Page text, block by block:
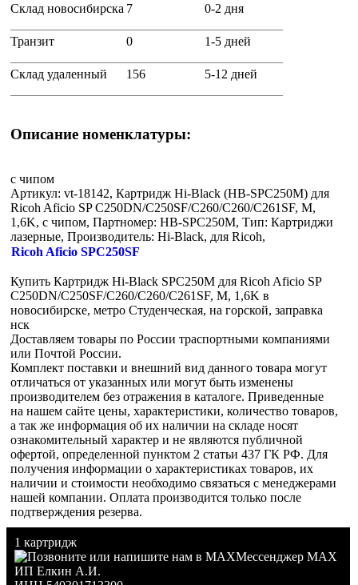
Склад новосибирска 7 0-2 дня
Транзит 0 1-5 дней
Склад удаленный 156 5-12 дней
Описание номенклатуры:
с чипом
Артикул: vt-18142, Картридж Hi-Black (HB-SPC250M) для
Ricoh Aficio SP C250DN/C250SF/C260/C260/C261SF, M,
1,6K, с чипом, Партномер: HB-SPC250M, Тип: Картриджи
лазерные, Производитель: Hi-Black, для Ricoh,
Ricoh Aficio SPC250SF
Купить Картридж Hi-Black SPC250M для Ricoh Aficio SP
C250DN/C250SF/C260/C260/C261SF, M, 1,6K в
новосибирске, метро Студенческая, на горской, заправка
нск
Доставляем товары по России траспортными компаниями
или Почтой России.
Комплект поставки и внешний вид данного товара могут
отличаться от указанных или могут быть изменены
производителем без отражения в каталоге. Приведенные
на нашем сайте цены, характеристики, количество товаров,
а так же информация об их наличии на складе носят
ознакомительный характер и не являются публичной
офертой, определенной пунктом 2 статьи 437 ГК РФ. Для
получения информации о характеристиках товаров, их
наличии и стоимости необходимо связаться с менеджерами
нашей компании. Оплата производится только после
подтверждения резерва.
1 картридж
Мессенджер MAX
ИП Елкин А.И.